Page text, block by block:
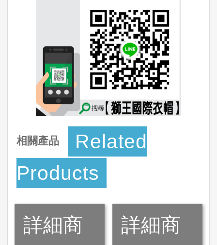
相關產品
Related
Products
詳細商
詳細商